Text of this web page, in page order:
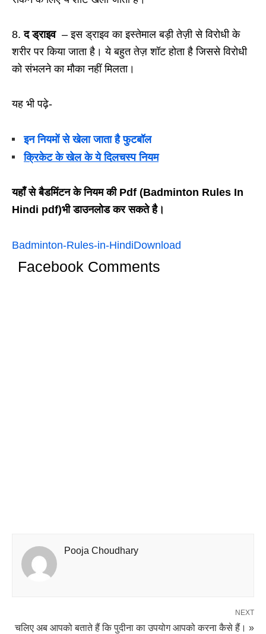
8.द ड्राइव– इस ड्राइव का इस्तेमाल बड़ी तेज़ी से विरोधी के
शरीर पर किया जाता है। ये बहुत तेज़ शॉट होता है जिससे विरोधी
को संभलने का मौका नहीं मिलता।
यह भी पढ़े-
इन नियमों से खेला जाता है फुटबॉल
क्रिकेट के खेल के ये दिलचस्प नियम
यहाँ से बैडमिंटन के नियम की Pdf (Badminton Rules In
Hindi pdf)भी डाउनलोड कर सकते है।
Badminton-Rules-in-HindiDownload
Facebook Comments
Pooja Choudhary
NEXT
चलिए अब आपको बताते हैं कि पुदीना का उपयोग आपको करना कैसे हैं। »